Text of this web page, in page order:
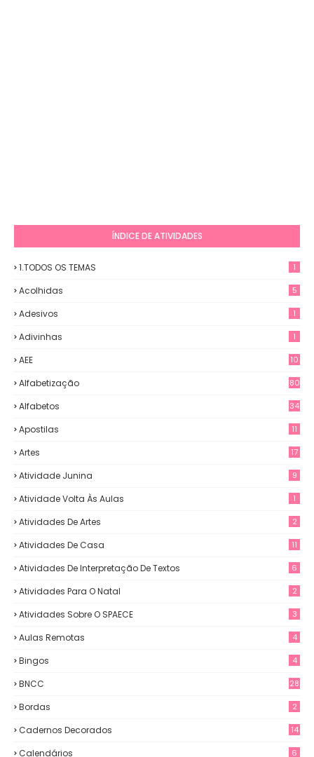
ÍNDICE DE ATIVIDADES
1.TODOS OS TEMAS 1
Acolhidas 5
Adesivos 1
Adivinhas 1
AEE 10
Alfabetização 80
Alfabetos 34
Apostilas 11
Artes 17
Atividade Junina 9
Atividade Volta Às Aulas 1
Atividades De Artes 2
Atividades De Casa 11
Atividades De Interpretação De Textos 6
Atividades Para O Natal 2
Atividades Sobre O SPAECE 3
Aulas Remotas 4
Bingos 4
BNCC 28
Bordas 2
Cadernos Decorados 14
Calendários 6